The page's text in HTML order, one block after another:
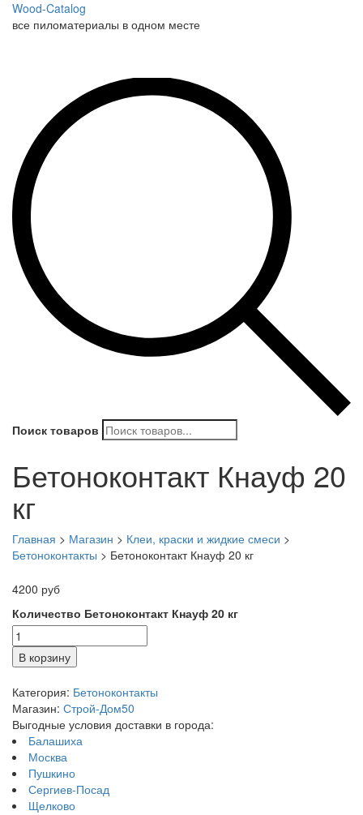
Wood-Catalog
все пиломатериалы в одном месте
Поиск товаров
Бетоноконтакт Кнауф 20
кг
Главная > Магазин > Клеи, краски и жидкие смеси >
Бетоноконтакты > Бетоноконтакт Кнауф 20 кг
4200 руб
Количество Бетоноконтакт Кнауф 20 кг
В корзину
Категория: Бетоноконтакты
Магазин: Строй-Дом50
Выгодные условия доставки в города:
Балашиха
Москва
Пушкино
Сергиев-Посад
Щелково